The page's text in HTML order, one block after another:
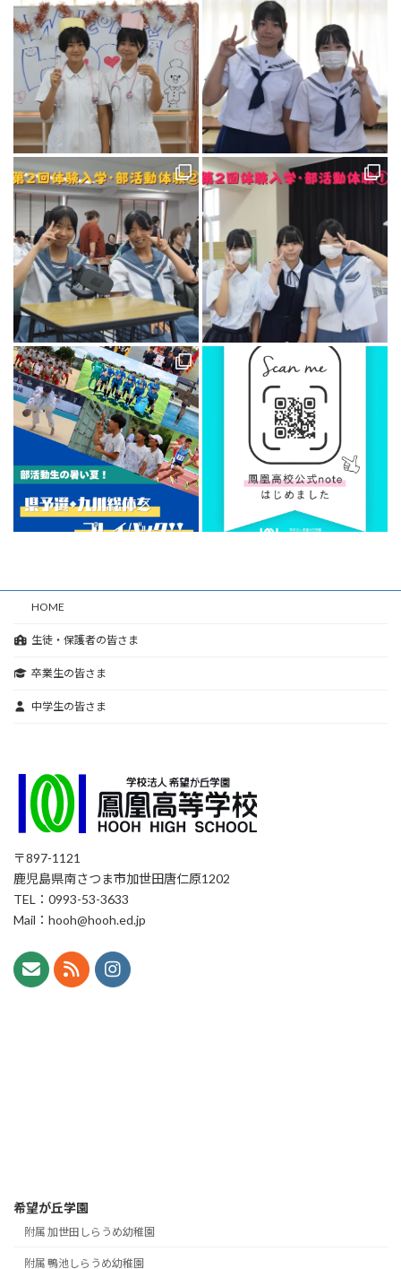
HOME
生徒・保護者の皆さま
卒業生の皆さま
中学生の皆さま
〒897-1121
鹿児島県南さつま市加世田唐仁原1202
TEL：0993-53-3633
Mail：hooh@hooh.ed.jp
希望が丘学園
附属 加世田しらうめ幼稚園
附属 鴨池しらうめ幼稚園